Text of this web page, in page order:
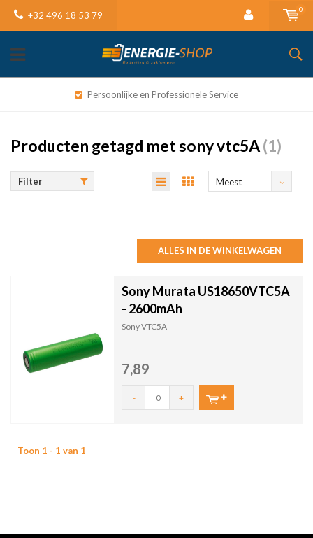
+32 496 18 53 79
0
Persoonlijke en Professionele Service
Producten getagd met sony vtc5A(1)
Filter
Meest
ALLES IN DE WINKELWAGEN
Sony Murata US18650VTC5A
- 2600mAh
Sony VTC5A
7,89
- +
Toon 1 - 1 van 1